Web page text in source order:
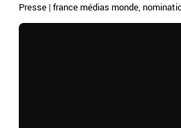
Presse |france médias monde,